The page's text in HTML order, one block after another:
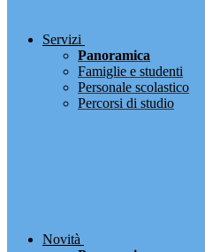
Servizi
Panoramica
Famiglie e studenti
Personale scolastico
Percorsi di studio
Novità